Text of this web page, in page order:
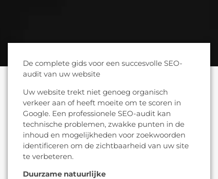
De complete gids voor een succesvolle SEO-
audit van uw website
Uw website trekt niet genoeg organisch
verkeer aan of heeft moeite om te scoren in
Google. Een professionele SEO-audit kan
technische problemen, zwakke punten in de
inhoud en mogelijkheden voor zoekwoorden
identificeren om de zichtbaarheid van uw site
te verbeteren.
Duurzame natuurlijke